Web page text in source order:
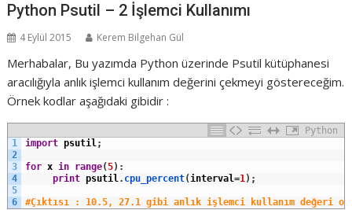
Python Psutil – 2 İşlemci Kullanımı
4 Eylül 2015 Kerem Bilgehan Gül
Merhabalar, Bu yazımda Python üzerinde Psutil kütüphanesi
aracılığıyla anlık işlemci kullanım değerini çekmeyi göstereceğim.
Örnek kodlar aşağıdaki gibidir :
Python
1
2
3
4
5
6
import psutil;
for x in range(5) :
print psutil. cpu_percent(interval=1) ;
#Çıktısı : 10.5, 27.1 gibi anlık işlemci kullanım değeri